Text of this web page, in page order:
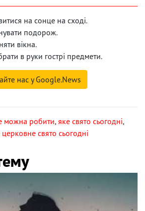
на сонце на сході.
подорож.
вікна.
в руки гострі предмети.
нас у Google.News
можна робити, яке свято сьогодні,
церковне свято сьогодні